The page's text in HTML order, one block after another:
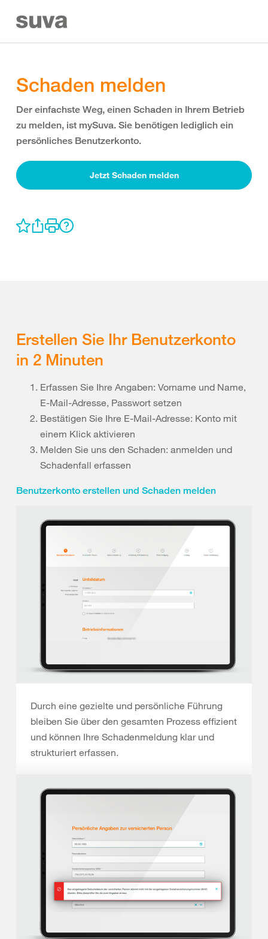
Schaden melden
Der einfachste Weg, einen Schaden in Ihrem Betrieb
zu melden, ist mySuva. Sie benötigen lediglich ein
persönliches Benutzerkonto.
Jetzt Schaden melden
Erstellen Sie Ihr Benutzerkonto
in 2 Minuten
Erfassen Sie Ihre Angaben: Vorname und Name,
E-Mail-Adresse, Passwort setzen
Bestätigen Sie Ihre E-Mail-Adresse: Konto mit
einem Klick aktivieren
Melden Sie uns den Schaden: anmelden und
Schadenfall erfassen
Benutzerkonto erstellen und Schaden melden
Durch eine gezielte und persönliche Führung
bleiben Sie über den gesamten Prozess effizient
und können Ihre Schadenmeldung klar und
strukturiert erfassen.